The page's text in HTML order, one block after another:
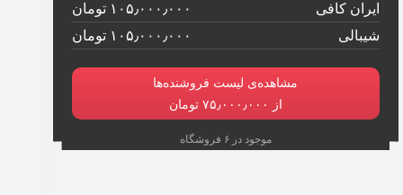
ایران کافی
۱۰۵٫۰۰۰٫۰۰۰ تومان
شیبالی
۱۰۵٫۰۰۰٫۰۰۰ تومان
مشاهده‌ی لیست فروشنده‌ها
از ۷۵٫۰۰۰٫۰۰۰ تومان
موجود در ۶ فروشگاه